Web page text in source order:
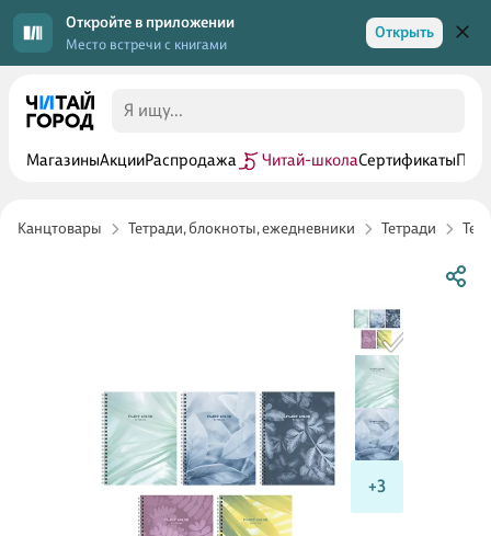
Откройте в приложении
Место встречи с книгами
Открыть
МагазиныАкцииРаспродажа Читай-школаСертификаты
Канцтовары Тетради, блокноты, ежедневники Тетради
+3